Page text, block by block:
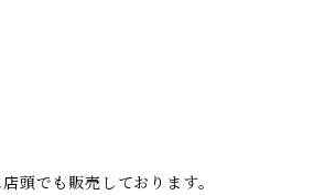
頭でも販売しております。